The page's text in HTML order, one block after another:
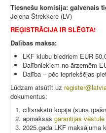
Tiesnešu komisija: galvenais
Jeļena Štrekkere (LV)
REĢISTRĀCIJA IR SLĒGTA!
Dalības maksa:
LKF klubu biedriem EUR
Dalībniekiem no ārzemēm
Dalība – pēc iepriekšējas
Lūdzam atsūtīt uz
dokumentus:
ciltsrakstu kopija (suna
apmaksas garantijas vēstule
2025.gada LKF maksājuma